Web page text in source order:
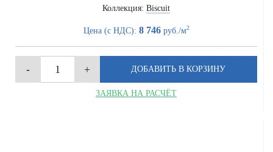
Коллекция: Biscuit
Цена (с НДС): 8 746руб./м2
ЗАЯВКА НА РАСЧЁТ